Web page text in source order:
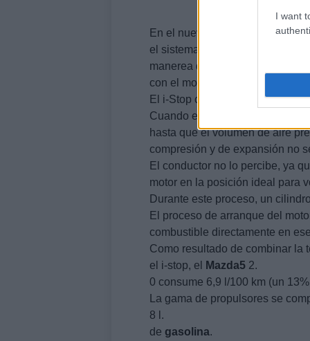
I want
En el nuevo
, además,
el sistema corta el motor
manerea que todos los equipos
con el motor apagado.
El i-Stop cuenta con un botón
Cuando el nuevo
hasta que el volumen de aire
compresión y de expansión no
El conductor no lo percibe, ya
motor en la posición ideal para
Durante este proceso, un
El proceso de arranque del
combustible directamente en
Como resultado de combinar la
el i-stop, el
Mazda5 2.
0 consume 6,9 l/100 km (un
La gama de propulsores se
8 l.
de gasolina.